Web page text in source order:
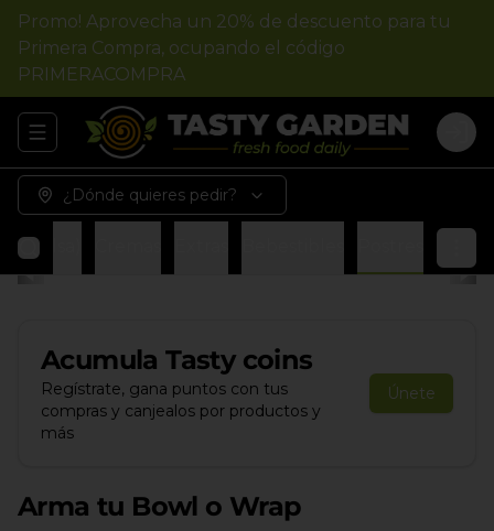
Promo! Aprovecha un 20% de descuento para tu
Primera Compra, ocupando el código
PRIMERACOMPRA
Abrir menu de navegación
¿Dónde quieres pedir?
1 salsa)
AcumulaTasty coins
Regístrate, gana puntos con tus
compras y canjealos por productos y
más
Únete
Arma tu Bowl o Wrap